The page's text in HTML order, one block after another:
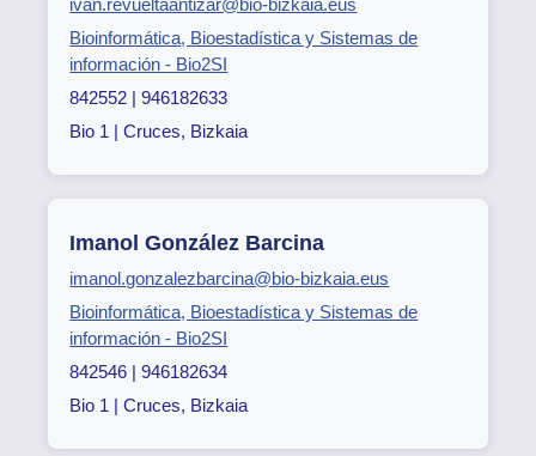
ivan.revueltaantizar@bio-bizkaia.eus
Bioinformática, Bioestadística y Sistemas de
información - Bio2SI
842552 | 946182633
Bio 1 | Cruces, Bizkaia
Imanol González Barcina
imanol.gonzalezbarcina@bio-bizkaia.eus
Bioinformática, Bioestadística y Sistemas de
información - Bio2SI
842546 | 946182634
Bio 1 | Cruces, Bizkaia